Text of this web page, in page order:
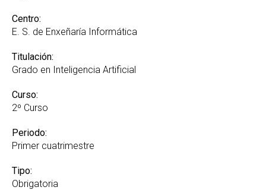
Centro:
E. S. de Enxeñaría Informática
Titulación:
Grado en Inteligencia Artificial
Curso:
2º Curso
Periodo:
Primer cuatrimestre
Tipo:
Obrigatoria